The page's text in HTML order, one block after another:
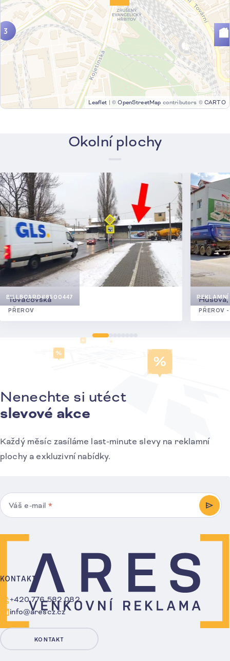
3
Leaflet | ©OpenStreetMap contributors © CARTO
Okolní plochy
BILLBOARD#8500447
Tovačovská
PŘEROV PŘEROV
Přihlášení k odběru novinek
Nenechte si utéct
slevové akce
Každý měsíc zasíláme last-minute slevy na reklamní
plochy a exkluzivní nabídky.
Váš e-mail *
KONTAKT
+420 776 582 082
info@arescz.cz
KONTAKT